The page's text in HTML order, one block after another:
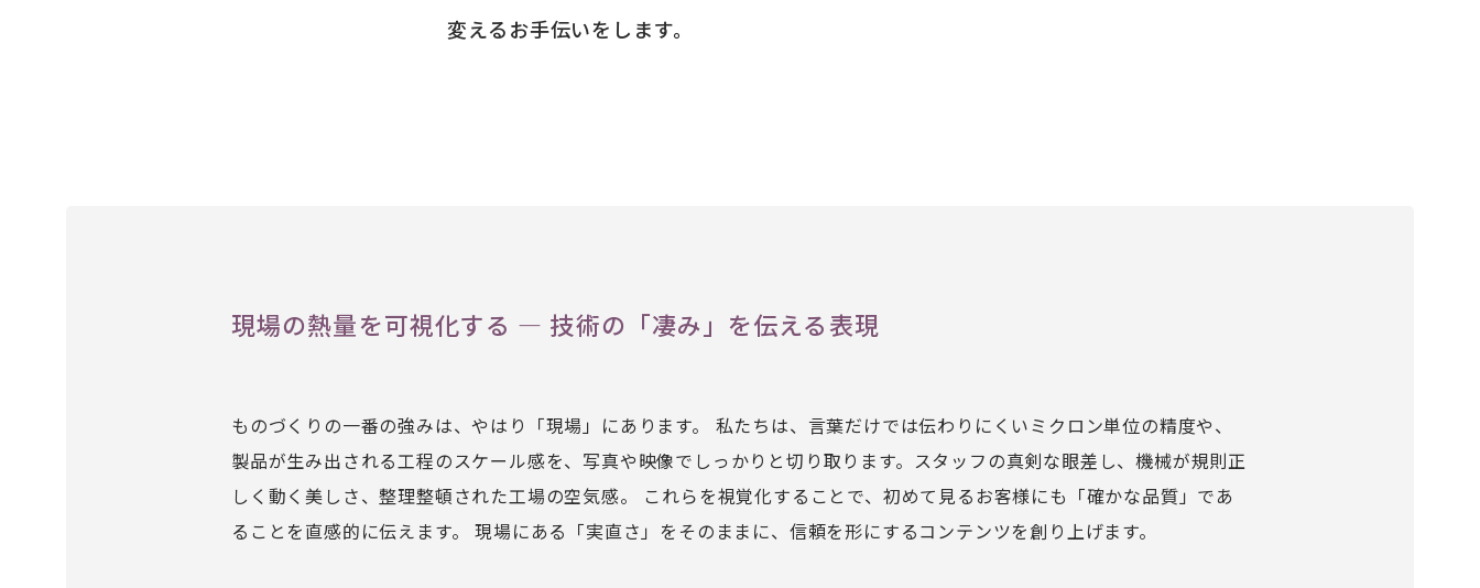
変えるお手伝いをします。
現場の熱量を可視化する ― 技術の「凄み」を伝える表現
ものづくりの一番の強みは、やはり「現場」にあります。 私たちは、言葉だけでは伝わりにくいミクロン単位の精度や、
製品が生み出される工程のスケール感を、写真や映像でしっかりと切り取ります。スタッフの真剣な眼差し、機械が規則正
しく動く美しさ、整理整頓された工場の空気感。 これらを視覚化することで、初めて見るお客様にも「確かな品質」であ
ることを直感的に伝えます。 現場にある「実直さ」をそのままに、信頼を形にするコンテンツを創り上げます。